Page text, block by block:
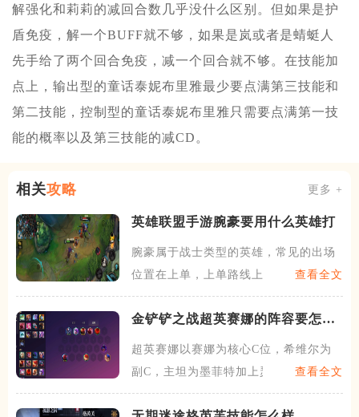
解强化和莉莉的减回合数几乎没什么区别。但如果是护
盾免疫，解一个BUFF就不够，如果是岚或者是蜻蜓人
先手给了两个回合免疫，减一个回合就不够。在技能加
点上，输出型的童话泰妮布里雅最少要点满第三技能和
第二技能，控制型的童话泰妮布里雅只需要点满第一技
能的概率以及第三技能的减CD。
相关攻略 更多 +
英雄联盟手游腕豪要用什么英雄打
腕豪属于战士类型的英雄，常见的出场
位置在上单，上单路线上的腕
查看全文
金铲铲之战超英赛娜的阵容要怎么
超英赛娜以赛娜为核心C位，希维尔为
副C，主坦为墨菲特加上瑟庄
查看全文